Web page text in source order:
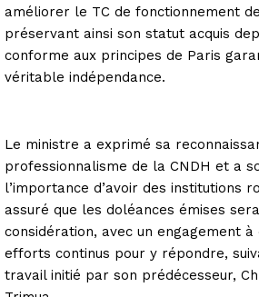
améliorer le TC de fonctionnement
préservant ainsi son statut acquis
conforme aux principes de Paris
véritable indépendance.
Le ministre a exprimé sa
professionnalisme de la CNDH et a
l’importance d’avoir des institutions
assuré que les doléances émises
considération, avec un engagement
efforts continus pour y répondre,
travail initié par son prédécesseur,